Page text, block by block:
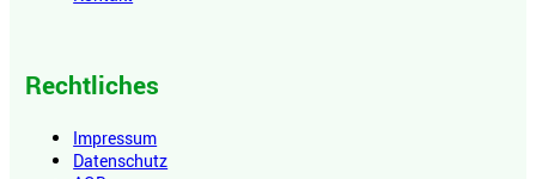
Rechtliches
Impressum
Datenschutz